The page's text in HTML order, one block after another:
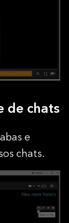
de chats
e
chats.